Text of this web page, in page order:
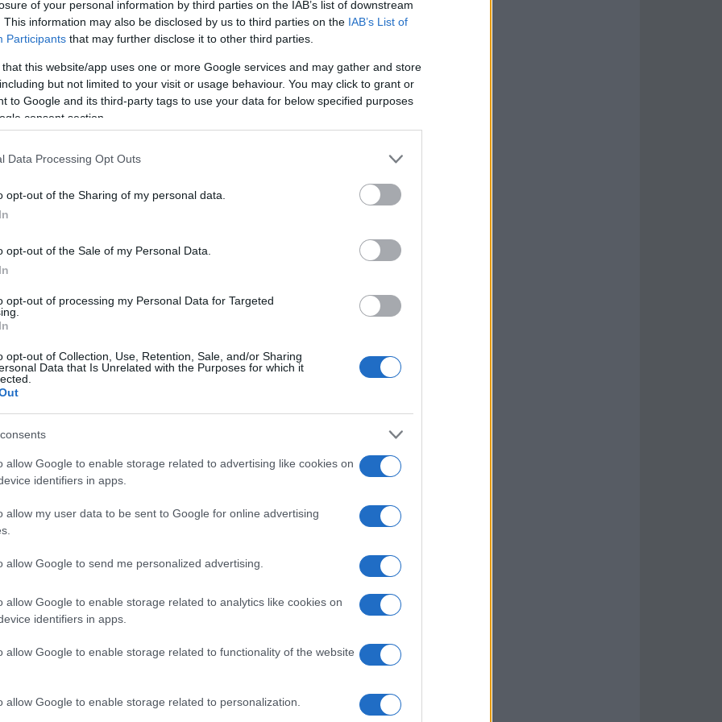
of your personal information by third parties on the IAB’s list of downstream
This information may also be disclosed by us to third parties on the IAB’s List of
Participants that may further disclose it to other third parties.
this website/app uses one or more Google services and may gather and store
but not limited to your visit or usage behaviour. You may click to grant or
to Google and its third-party tags to use your data for below specified purposes
consent section.
Data Processing Opt Outs
opt-out of the Sharing of my personal data.
opt-out of the Sale of my Personal Data.
opt-out of processing my Personal Data for Targeted
opt-out of Collection, Use, Retention, Sale, and/or Sharing
Data that Is Unrelated with the Purposes for which it
allow Google to enable storage related to advertising like cookies on
identifiers in apps.
allow my user data to be sent to Google for online advertising
allow Google to send me personalized advertising.
allow Google to enable storage related to analytics like cookies on
identifiers in apps.
allow Google to enable storage related to functionality of the website
allow Google to enable storage related to personalization.
di rinomati pesi massimi.
di analizzare le ripercussioni che i
o calcio, riflettono sulla
da un punto di vista sociologico e
dei documentari sportivi più
offrire prodotti adatti per qualsiasi
sulla piattaforma americana, è
e le vicende personale di Allen Iverson,